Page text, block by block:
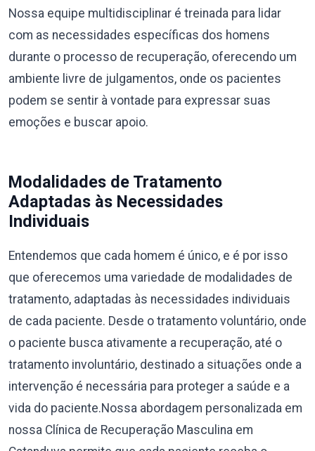
Nossa equipe multidisciplinar é treinada para lidar
com as necessidades específicas dos homens
durante o processo de recuperação, oferecendo um
ambiente livre de julgamentos, onde os pacientes
podem se sentir à vontade para expressar suas
emoções e buscar apoio.
Modalidades de Tratamento
Adaptadas às Necessidades
Individuais
Entendemos que cada homem é único, e é por isso
que oferecemos uma variedade de modalidades de
tratamento, adaptadas às necessidades individuais
de cada paciente. Desde o tratamento voluntário, onde
o paciente busca ativamente a recuperação, até o
tratamento involuntário, destinado a situações onde a
intervenção é necessária para proteger a saúde e a
vida do paciente.Nossa abordagem personalizada em
nossa Clínica de Recuperação Masculina em